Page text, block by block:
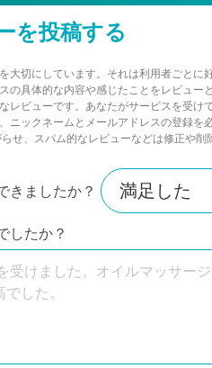
を投稿する
大切にしています。それは利用者ごとに
の具体的な内容や感じたことをレビュー
レビューです。あなたがサービスを受け
ニックネームとメールアドレスの登録を
せ、スパム的なレビューなどは修正や削
きましたか？
したか？